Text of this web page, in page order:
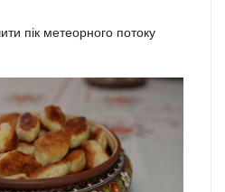
пік метеорного потоку